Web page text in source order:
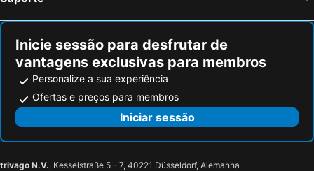
Inicie sessão para desfrutar de
vantagens exclusivas para membros
Personalize a sua experiência
Ofertas e preços para membros
Iniciar sessão
trivago N.V., Kesselstraße 5 – 7, 40221 Düsseldorf, Alemanha